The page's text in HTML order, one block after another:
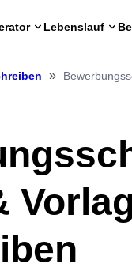
Lebenslauf
»